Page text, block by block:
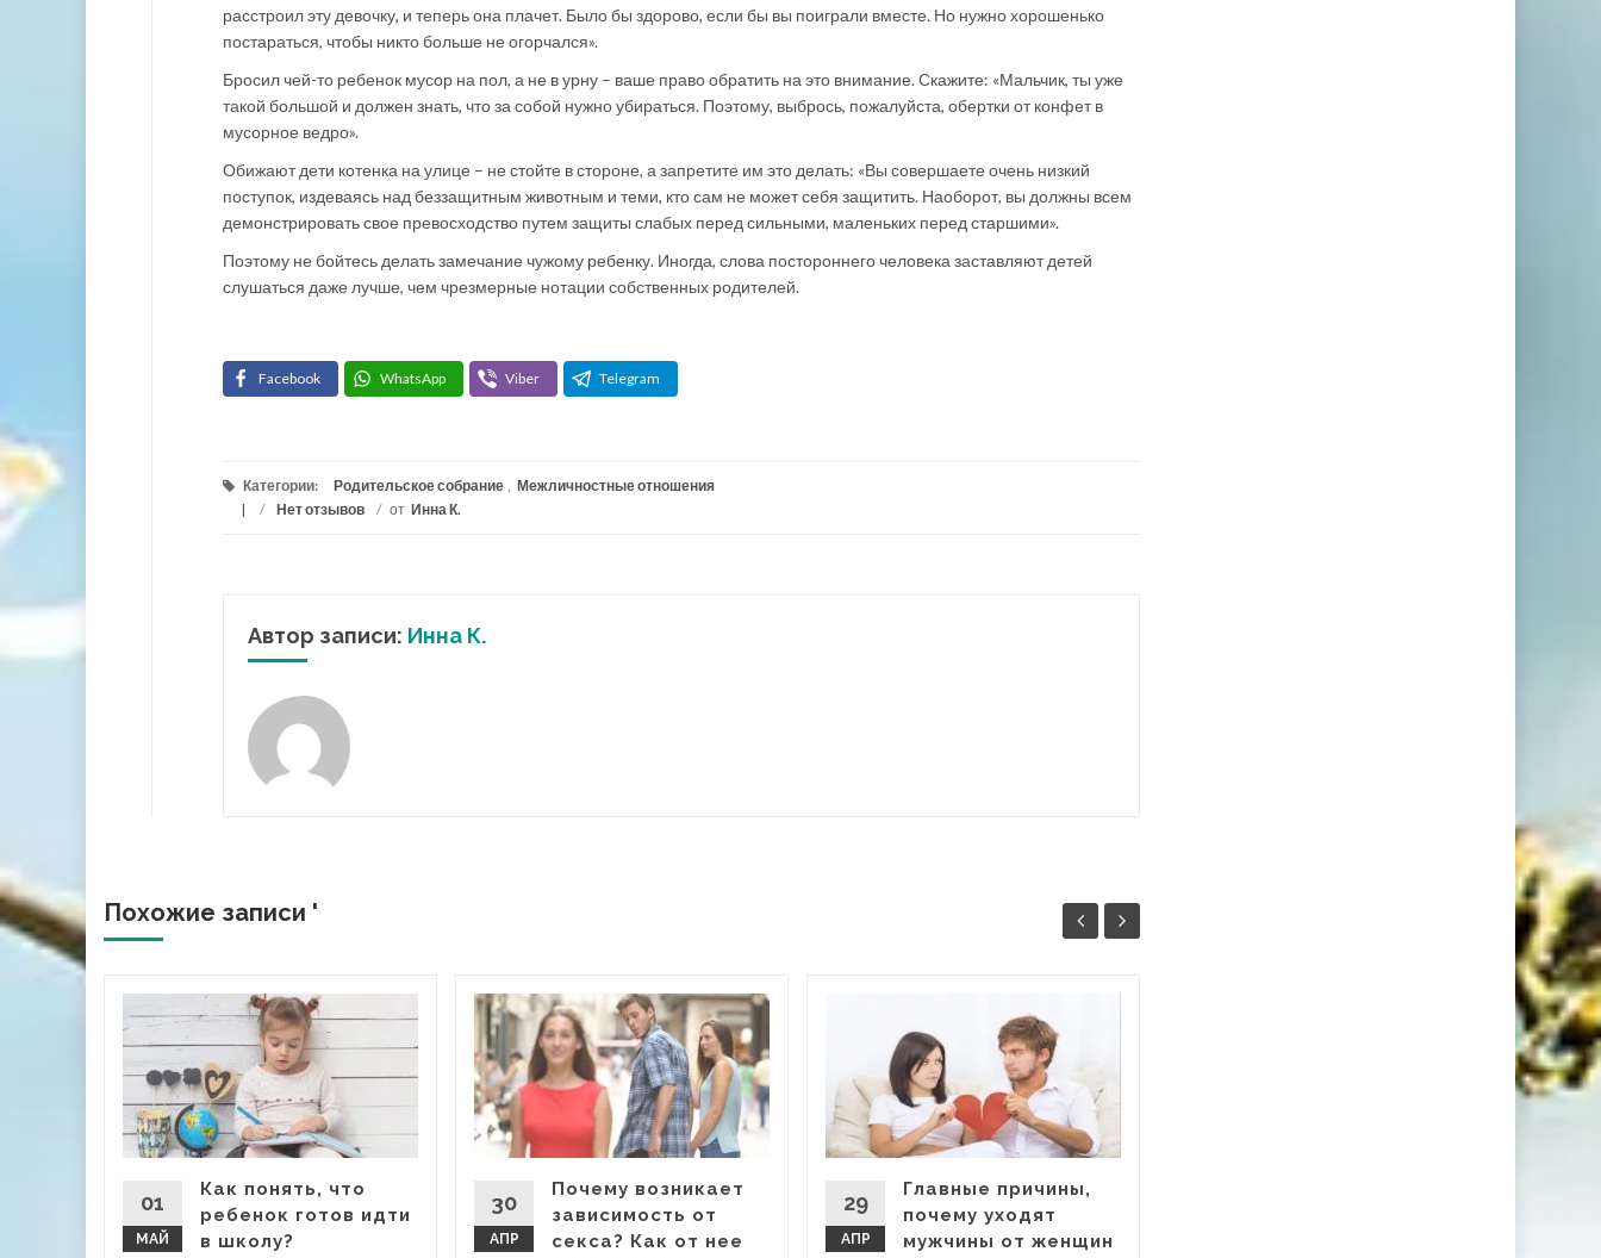
расстроил эту девочку, и теперь она плачет. Было бы здорово, если бы вы поиграли вместе. Но нужно хорошенько
постараться, чтобы никто больше не огорчался».
Бросил чей-то ребенок мусор на пол, а не в урну – ваше право обратить на это внимание. Скажите: «Мальчик, ты уже
такой большой и должен знать, что за собой нужно убираться. Поэтому, выбрось, пожалуйста, обертки от конфет в
мусорное ведро».
Обижают дети котенка на улице – не стойте в стороне, а запретите им это делать: «Вы совершаете очень низкий
поступок, издеваясь над беззащитным животным и теми, кто сам не может себя защитить. Наоборот, вы должны всем
демонстрировать свое превосходство путем защиты слабых перед сильными, маленьких перед старшими».
Поэтому не бойтесь делать замечание чужому ребенку. Иногда, слова постороннего человека заставляют детей
слушаться даже лучше, чем чрезмерные нотации собственных родителей.
Facebook WhatsApp Viber Telegram
Категории: Родительское собрание , Межличностные отношения
/
Нет отзывов / от Инна К.
Автор записи: Инна К.
Похожие записи '
01
МАЙ
Как понять, что
ребенок готов идти
в школу?
30
АПР
Почему возникает
зависимость от
секса? Как от нее
29
АПР
Главные причины,
почему уходят
мужчины от женщин
27
АПР